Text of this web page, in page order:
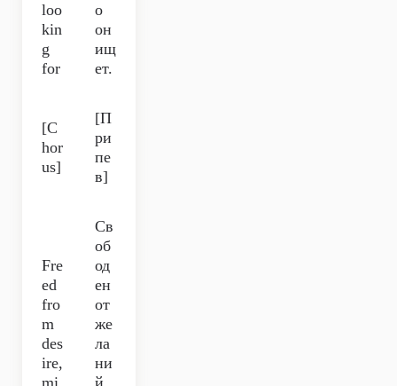
loo
kin
g
for
о
он
ищ
ет.
[C
hor
us]
[П
ри
пе
в]
Fre
ed
fro
m
des
ire,
mi
Св
об
од
ен
от
же
ла
ни
й,